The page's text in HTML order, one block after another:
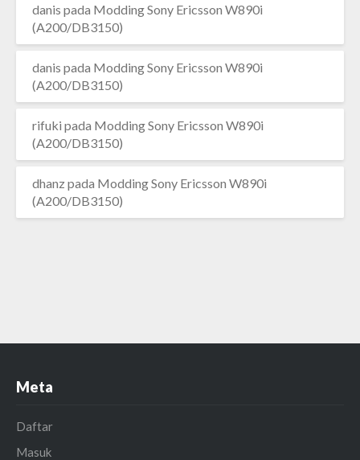
danis pada Modding Sony Ericsson W890i
(A200/DB3150)
danis pada Modding Sony Ericsson W890i
(A200/DB3150)
rifuki pada Modding Sony Ericsson W890i
(A200/DB3150)
dhanz pada Modding Sony Ericsson W890i
(A200/DB3150)
Meta
Daftar
Masuk